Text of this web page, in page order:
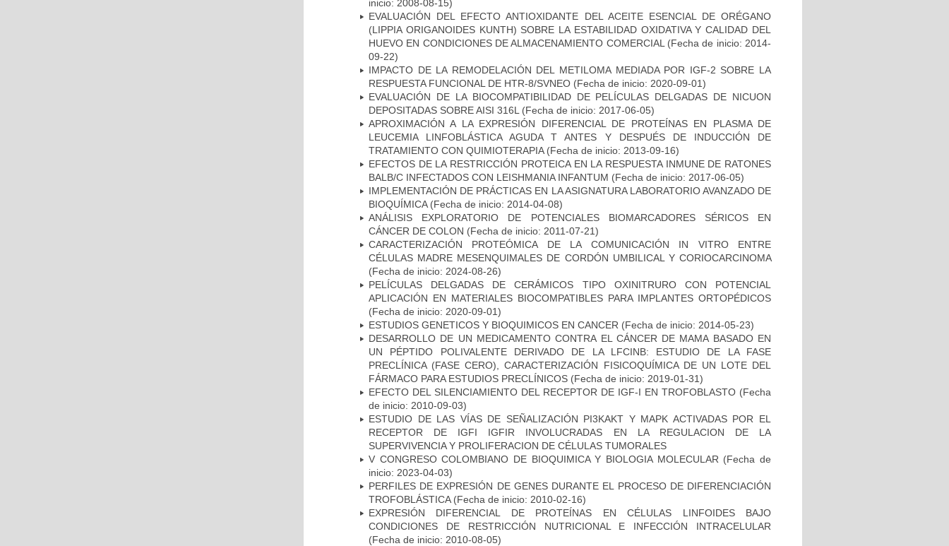
inicio: 2008-08-15)
EVALUACIÓN DEL EFECTO ANTIOXIDANTE DEL ACEITE ESENCIAL DE ORÉGANO
(LIPPIA ORIGANOIDES KUNTH) SOBRE LA ESTABILIDAD OXIDATIVA Y CALIDAD DEL
HUEVO EN CONDICIONES DE ALMACENAMIENTO COMERCIAL (Fecha de inicio: 2014-
09-22)
IMPACTO DE LA REMODELACIÓN DEL METILOMA MEDIADA POR IGF-2 SOBRE LA
RESPUESTA FUNCIONAL DE HTR-8/SVNEO (Fecha de inicio: 2020-09-01)
EVALUACIÓN DE LA BIOCOMPATIBILIDAD DE PELÍCULAS DELGADAS DE NICUON
DEPOSITADAS SOBRE AISI 316L (Fecha de inicio: 2017-06-05)
APROXIMACIÓN A LA EXPRESIÓN DIFERENCIAL DE PROTEÍNAS EN PLASMA DE
LEUCEMIA LINFOBLÁSTICA AGUDA T ANTES Y DESPUÉS DE INDUCCIÓN DE
TRATAMIENTO CON QUIMIOTERAPIA(Fecha de inicio: 2013-09-16)
EFECTOS DE LA RESTRICCIÓN PROTEICA EN LA RESPUESTA INMUNE DE RATONES
BALB/C INFECTADOS CON LEISHMANIA INFANTUM (Fecha de inicio: 2017-06-05)
IMPLEMENTACIÓN DE PRÁCTICAS EN LA ASIGNATURA LABORATORIO AVANZADO DE
BIOQUÍMICA(Fecha de inicio: 2014-04-08)
ANÁLISIS EXPLORATORIO DE POTENCIALES BIOMARCADORES SÉRICOS EN
CÁNCER DE COLON (Fecha de inicio: 2011-07-21)
CARACTERIZACIÓN PROTEÓMICA DE LA COMUNICACIÓN IN VITRO ENTRE
CÉLULAS MADRE MESENQUIMALES DE CORDÓN UMBILICAL Y CORIOCARCINOMA
(Fecha de inicio: 2024-08-26)
PELÍCULAS DELGADAS DE CERÁMICOS TIPO OXINITRURO CON POTENCIAL
APLICACIÓN EN MATERIALES BIOCOMPATIBLES PARA IMPLANTES ORTOPÉDICOS
(Fecha de inicio: 2020-09-01)
ESTUDIOS GENETICOS Y BIOQUIMICOS EN CANCER (Fecha de inicio: 2014-05-23)
DESARROLLO DE UN MEDICAMENTO CONTRA EL CÁNCER DE MAMA BASADO EN
UN PÉPTIDO POLIVALENTE DERIVADO DE LA LFCINB: ESTUDIO DE LA FASE
PRECLÍNICA (FASE CERO), CARACTERIZACIÓN FISICOQUÍMICA DE UN LOTE DEL
FÁRMACO PARA ESTUDIOS PRECLÍNICOS (Fecha de inicio: 2019-01-31)
EFECTO DEL SILENCIAMIENTO DEL RECEPTOR DE IGF-I EN TROFOBLASTO (Fecha
de inicio: 2010-09-03)
ESTUDIO DE LAS VÍAS DE SEÑALIZACIÓN PI3KAKT Y MAPK ACTIVADAS POR EL
RECEPTOR DE IGFI IGFIR INVOLUCRADAS EN LA REGULACION DE LA
SUPERVIVENCIA Y PROLIFERACION DE CÉLULAS TUMORALES
V CONGRESO COLOMBIANO DE BIOQUIMICA Y BIOLOGIA MOLECULAR (Fecha de
inicio: 2023-04-03)
PERFILES DE EXPRESIÓN DE GENES DURANTE EL PROCESO DE DIFERENCIACIÓN
TROFOBLÁSTICA(Fecha de inicio: 2010-02-16)
EXPRESIÓN DIFERENCIAL DE PROTEÍNAS EN CÉLULAS LINFOIDES BAJO
CONDICIONES DE RESTRICCIÓN NUTRICIONAL E INFECCIÓN INTRACELULAR
(Fecha de inicio: 2010-08-05)